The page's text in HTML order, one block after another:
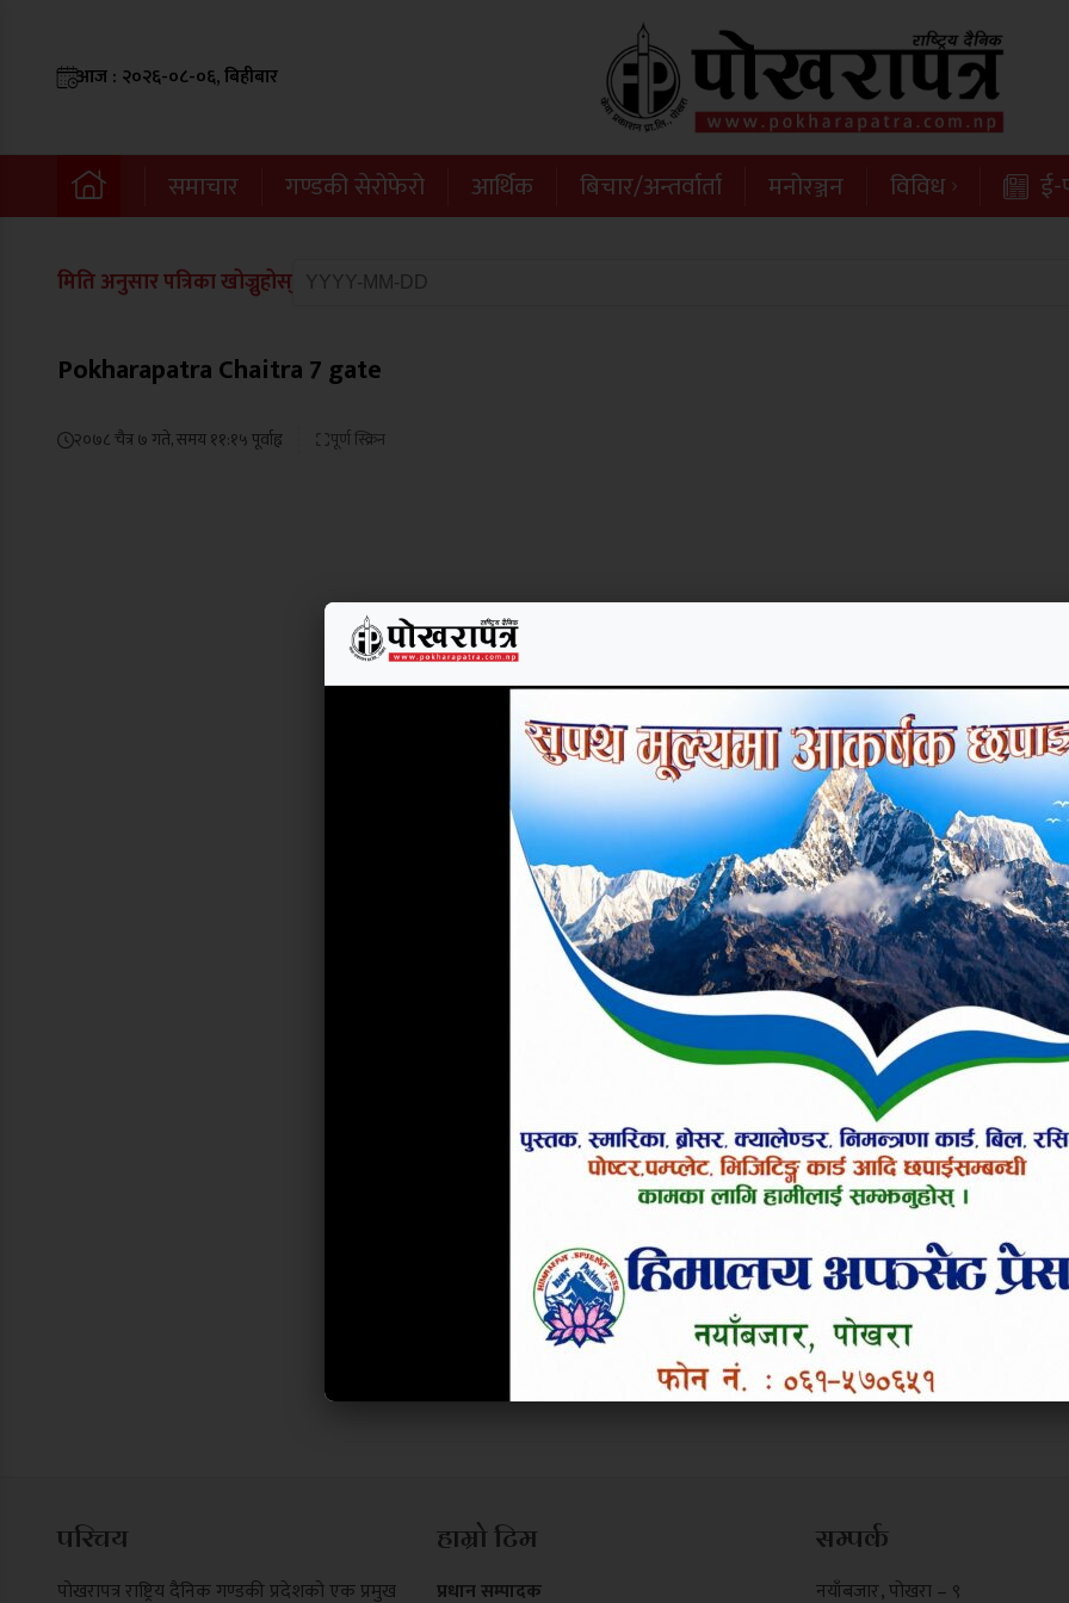
आज : २०२६-०८-०६, बिहीबार
समाचार गण्डकी सेरोफेरो आर्थिक बिचार/अन्तर्वार्ता मनोरञ्जन विविध ई-
मिति अनुसार पत्रिका खोज्नुहोस्
Pokharapatra Chaitra 7 gate
२०७८ चैत्र ७ गते, समय ११:१५ पूर्वाह्न पूर्ण स्क्रिन
परिचय
पोखरापत्र राष्ट्रिय दैनिक गण्डकी प्रदेशको एक प्रमुख
हाम्रो टिम
प्रधान सम्पादक
सम्पर्क
नयाँबजार , पोखरा – ९